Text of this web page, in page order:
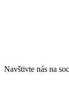
Navštivte nás na